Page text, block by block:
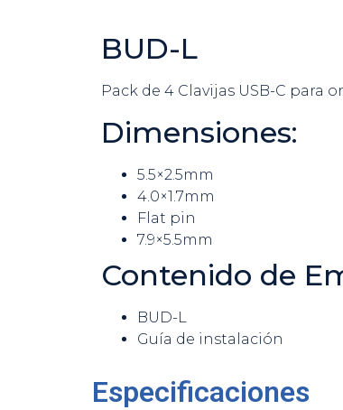
BUD-L
Pack de 4 Clavijas USB-C para
Dimensiones:
5.5×2.5mm
4.0×1.7mm
Flat pin
7.9×5.5mm
Contenido de
BUD-L
Guía de instalación
Especificaciones